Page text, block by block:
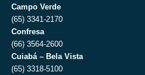
Campo Verde
(65) 3341-2170
Confresa
(66) 3564-2600
Cuiabá – Bela Vista
(65) 3318-5100